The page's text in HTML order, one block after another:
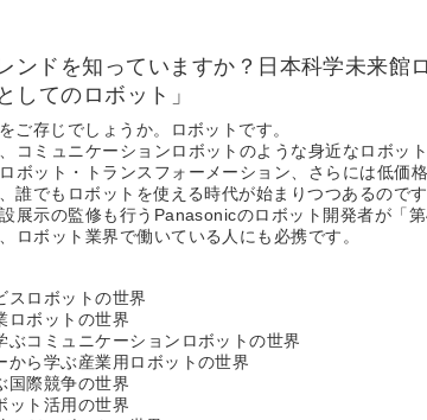
ンドを知っていますか？日本科学未来
してのロボット」
ご存じでしょうか。ロボットです。
コミュニケーションロボットのような身近なロボット
ボット・トランスフォーメーション、さらには低価
誰でもロボットを使える時代が始まりつつあるのです
展示の監修も行うPanasonicのロボット開発者が「
ロボット業界で働いている人にも必携です。
ロボットの世界
ボットの世界
コミュニケーションロボットの世界
ら学ぶ産業用ロボットの世界
際競争の世界
ト活用の世界